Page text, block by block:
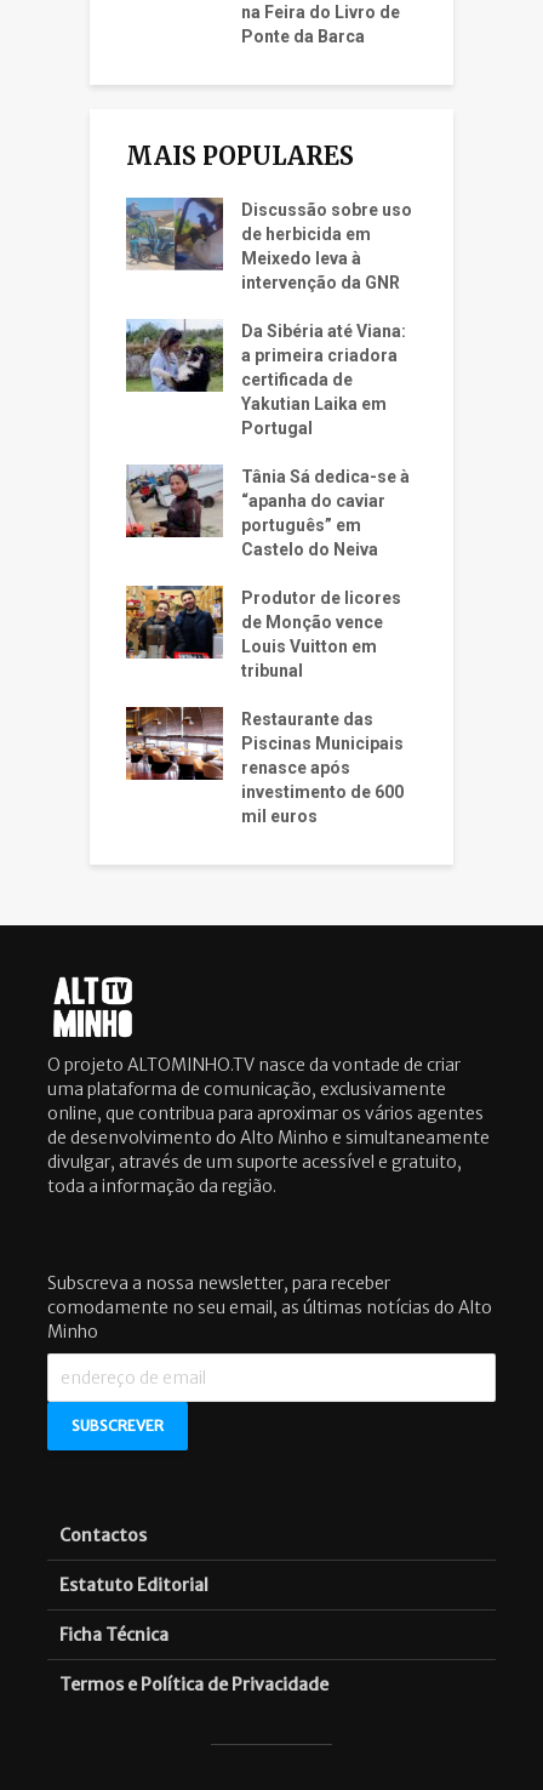
na Feira do Livro de
Ponte da Barca
MAIS POPULARES
Discussão sobre uso
de herbicida em
Meixedo leva à
intervenção da GNR
Da Sibéria até Viana:
a primeira criadora
certificada de
Yakutian Laika em
Portugal
Tânia Sá dedica-se à
“apanha do caviar
português” em
Castelo do Neiva
Produtor de licores
de Monção vence
Louis Vuitton em
tribunal
Restaurante das
Piscinas Municipais
renasce após
investimento de 600
mil euros
O projeto ALTOMINHO.TV nasce da vontade de criar
uma plataforma de comunicação, exclusivamente
online, que contribua para aproximar os vários agentes
de desenvolvimento do Alto Minho e simultaneamente
divulgar, através de um suporte acessível e gratuito,
toda a informação da região.
Subscreva a nossa newsletter, para receber
comodamente no seu email, as últimas notícias do Alto
Minho
Contactos
Estatuto Editorial
Ficha Técnica
Termos e Política de Privacidade